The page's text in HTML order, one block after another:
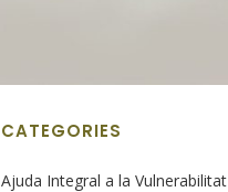
CATEGORIES
Ajuda Integral a la Vulnerabilitat